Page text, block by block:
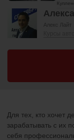
Алекс Лайт
Для тех, кто хочет
зарабатывать с их
себя